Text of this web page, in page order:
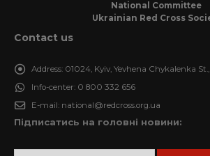
National Committee
Ukrainian Red Cross
Contact us
Address: 01024, Kyiv, Yevhena Chykalenka
Info-center: 0 800 332 656
E-mail: national@redcross.org.ua
Підписатись на головні новини: